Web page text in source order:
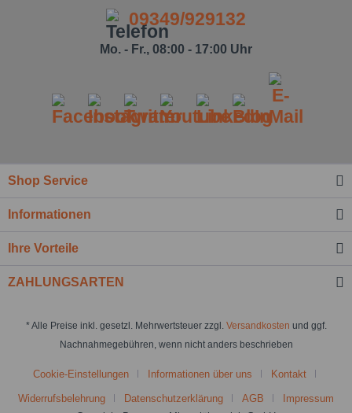
09349/929132
Mo. - Fr., 08:00 - 17:00 Uhr
Shop Service
Informationen
Ihre Vorteile
ZAHLUNGSARTEN
* Alle Preise inkl. gesetzl. Mehrwertsteuer zzgl. Versandkosten und ggf.
Nachnahmegebühren, wenn nicht anders beschrieben
Cookie-Einstellungen Informationen über uns Kontakt
Widerrufsbelehrung Datenschutzerklärung AGB
Impressum